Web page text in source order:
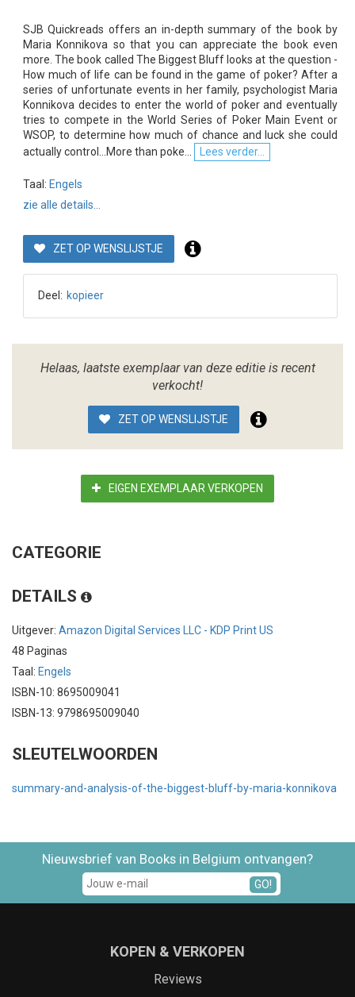
SJB Quickreads offers an in-depth summary of the book by
Maria Konnikova so that you can appreciate the book even
more. The book called The Biggest Bluff looks at the question -
How much of life can be found in the game of poker? After a
series of unfortunate events in her family, psychologist Maria
Konnikova decides to enter the world of poker and eventually
tries to compete in the World Series of Poker Main Event or
WSOP, to determine how much of chance and luck she could
actually control...More than poke...
Lees verder...
Taal: Engels
zie alle details...
ZET OP WENSLIJSTJE
Deel: kopieer
Helaas, laatste exemplaar van deze editie is recent
verkocht!
ZET OP WENSLIJSTJE
EIGEN EXEMPLAAR VERKOPEN
CATEGORIE
DETAILS
Uitgever: Amazon Digital Services LLC - KDP Print US
48 Paginas
Taal: Engels
ISBN-10: 8695009041
ISBN-13: 9798695009040
SLEUTELWOORDEN
summary-and-analysis-of-the-biggest-bluff-by-maria-konnikova
Nieuwsbrief van Books in Belgium ontvangen?
GO!
KOPEN & VERKOPEN
Reviews